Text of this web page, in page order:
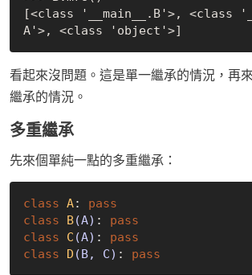
[<class '__main__.B'>, <class
看起來沒問題。這是單一繼承的情況，再
繼承的情況。
多重繼承
先來個單純一點的多重繼承：
class A:
pass
class
B(A) :
pass
class
C (A) :
pass
class
D (B, C) : pass